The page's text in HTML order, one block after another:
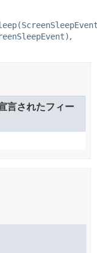
言されたフィー